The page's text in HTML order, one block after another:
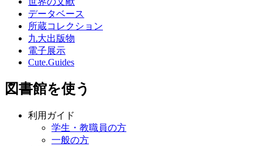
データベース
所蔵コレクション
九大出版物
電子展示
Cute.Guides
図書館を使う
利用ガイド
学生・教職員の方
一般の方